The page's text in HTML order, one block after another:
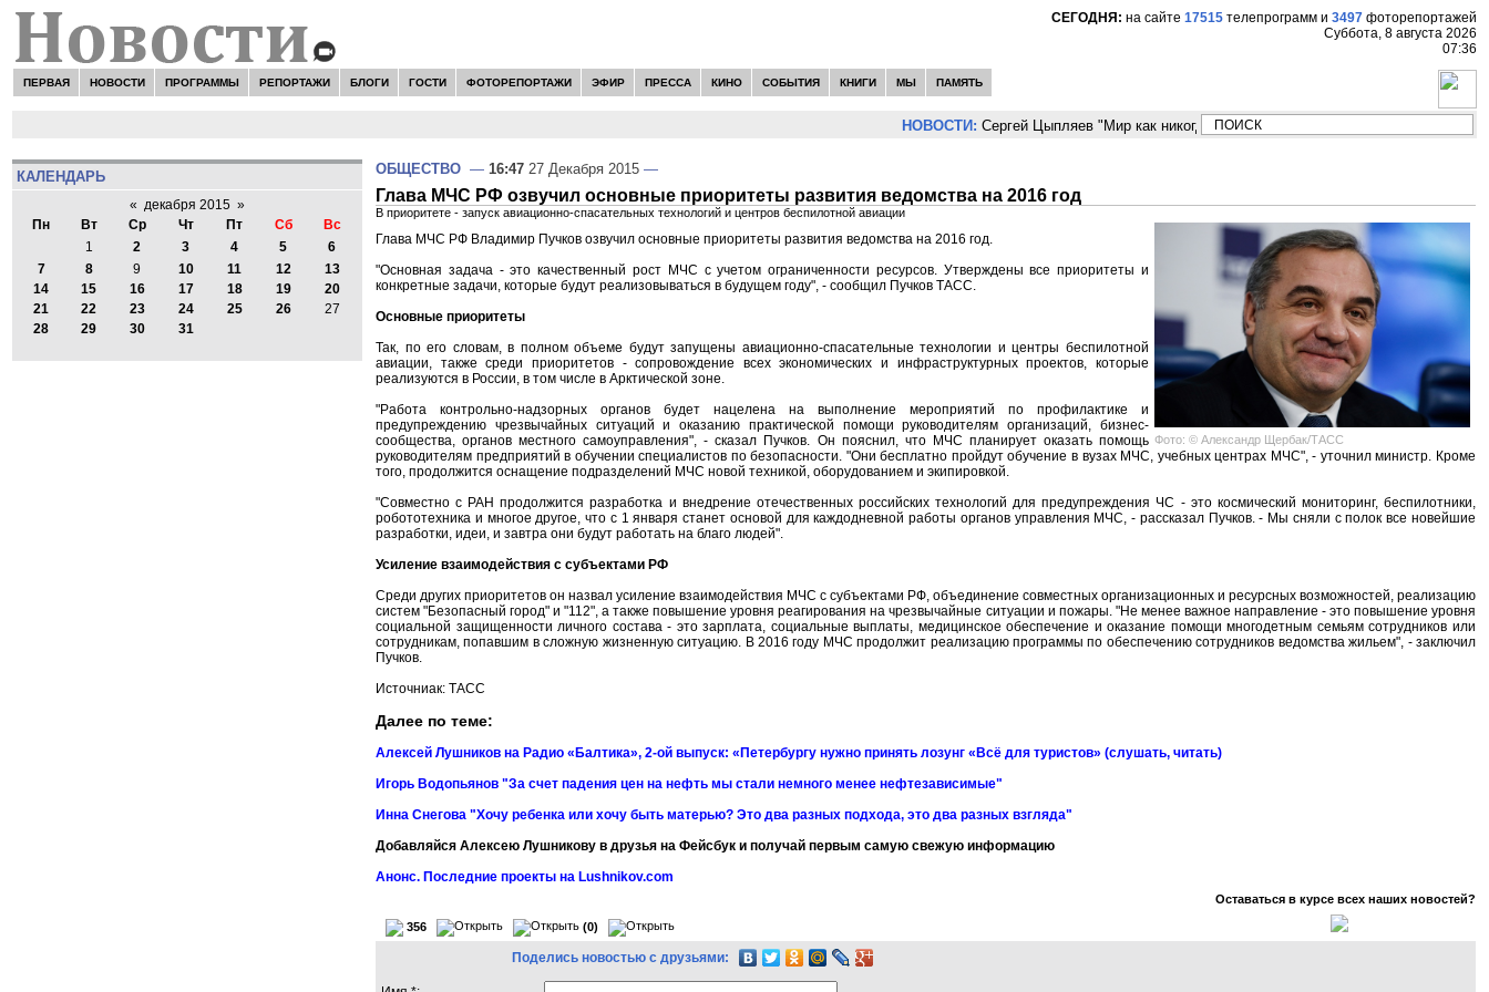
СЕГОДНЯ: на сайте 17515 телепрограмм и 3497 фоторепортажей
Суббота, 8 августа 2026
07:36
ПЕРВАЯ НОВОСТИ ПРОГРАММЫ РЕПОРТАЖИ БЛОГИ ГОСТИ ФОТОРЕПОРТАЖИ ЭФИР ПРЕССА КИНО СОБЫТИЯ КНИГИ МЫ ПАМЯТЬ
НОВОСТИ: Сергей Цыпляев "Мир как никогда близко стоит к угрозе третьей мировой
КАЛЕНДАРЬ
« декабря 2015 »
Пн
Вт Ср Чт Пт Сб
Вс
1
2 3 4 5
6
7
8 9 10 11 12
13
14
15 16 17 18 19
20
21
22 23 24 25 26
27
28
29 30 31
ОБЩЕСТВО — 16:47 27 Декабря 2015 —
Глава МЧС РФ озвучил основные приоритеты развития ведомства на 2016 год
В приоритете - запуск авиационно-спасательных технологий и центров беспилотной авиации
Фото: © Александр Щербак/ТАСС
Глава МЧС РФ Владимир Пучков озвучил основные приоритеты развития ведомства на 2016 год.
"Основная задача - это качественный рост МЧС с учетом ограниченности ресурсов. Утверждены все приоритеты и
конкретные задачи, которые будут реализовываться в будущем году", - сообщил Пучков ТАСС.
Основные приоритеты
Так, по его словам, в полном объеме будут запущены авиационно-спасательные технологии и центры беспилотной
авиации, также среди приоритетов - сопровождение всех экономических и инфраструктурных проектов, которые
реализуются в России, в том числе в Арктической зоне.
"Работа контрольно-надзорных органов будет нацелена на выполнение мероприятий по профилактике и
предупреждению чрезвычайных ситуаций и оказанию практической помощи руководителям организаций, бизнес-
сообщества, органов местного самоуправления", - сказал Пучков. Он пояснил, что МЧС планирует оказать помощь
руководителям предприятий в обучении специалистов по безопасности. "Они бесплатно пройдут обучение в вузах МЧС, учебных центрах МЧС", - уточнил министр. Кроме
того, продолжится оснащение подразделений МЧС новой техникой, оборудованием и экипировкой.
"Совместно с РАН продолжится разработка и внедрение отечественных российских технологий для предупреждения ЧС - это космический мониторинг, беспилотники,
робототехника и многое другое, что с 1 января станет основой для каждодневной работы органов управления МЧС, - рассказал Пучков. - Мы сняли с полок все новейшие
разработки, идеи, и завтра они будут работать на благо людей".
Усиление взаимодействия с субъектами РФ
Среди других приоритетов он назвал усиление взаимодействия МЧС с субъектами РФ, объединение совместных организационных и ресурсных возможностей, реализацию
систем "Безопасный город" и "112", а также повышение уровня реагирования на чрезвычайные ситуации и пожары. "Не менее важное направление - это повышение уровня
социальной защищенности личного состава - это зарплата, социальные выплаты, медицинское обеспечение и оказание помощи многодетным семьям сотрудников или
сотрудникам, попавшим в сложную жизненную ситуацию. В 2016 году МЧС продолжит реализацию программы по обеспечению сотрудников ведомства жильем", - заключил
Пучков.
Источниак: ТАСС
Далее по теме:
Алексей Лушников на Радио «Балтика», 2-ой выпуск: «Петербургу нужно принять лозунг «Всё для туристов» (слушать, читать)
Игорь Водопьянов "За счет падения цен на нефть мы стали немного менее нефтезависимые"
Инна Снегова "Хочу ребенка или хочу быть матерью? Это два разных подхода, это два разных взгляда"
Добавляйся Алексею Лушникову в друзья на Фейсбук и получай первым самую свежую информацию
Анонс. Последние проекты на Lushnikov.com
Оставаться в курсе всех наших новостей?
356 (0)
Поделись новостью с друзьями: